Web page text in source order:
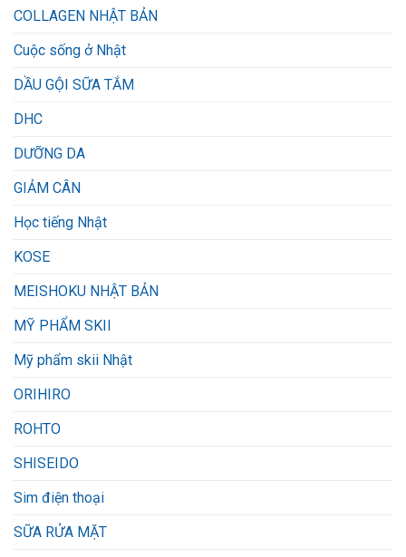
COLLAGEN NHẬT BẢN
Cuộc sống ở Nhật
DẦU GỘI SỮA TẮM
DHC
DƯỠNG DA
GIẢM CÂN
Học tiếng Nhật
KOSE
MEISHOKU NHẬT BẢN
MỸ PHẨM SKII
Mỹ phẩm skii Nhật
ORIHIRO
ROHTO
SHISEIDO
Sim điện thoại
SỮA RỬA MẶT